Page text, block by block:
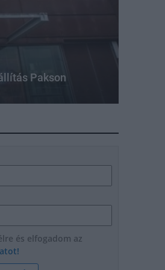
Pakson
és elfogadom az